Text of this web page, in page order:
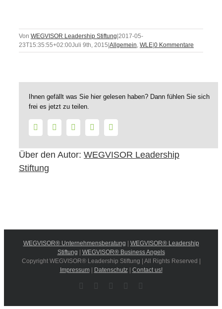
Von WEGVISOR Leadership Stiftung 2017-05-
23T15:35:55+02:00Juli 9th, 2015 Allgemein, WLE 0 Kommentare
Ihnen gefällt was Sie hier gelesen haben? Dann fühlen Sie sich
frei es jetzt zu teilen.
FacebookTwitter LinkedInWhatsApp
Mail
Über den Autor: WEGVISOR Leadership
Stiftung
WEGVISOR® Unternehmensberatung
WEGVISOR® Leadership
Stiftung
WEGVISOR® Business Angels
Copyright WEGVISOR® Leadership Stiftung | All Rights Reserved |
Impressum| Datenschutz| Contact us!
FacebookInstagramYouTube
Xing